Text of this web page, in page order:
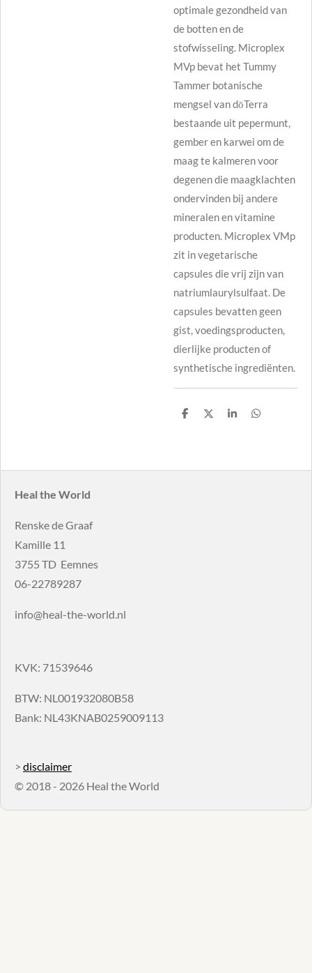
optimale gezondheid van
de botten en de
stofwisseling. Microplex
MVp bevat het Tummy
Tammer botanische
mengsel van dōTerra
bestaande uit pepermunt,
gember en karwei om de
maag te kalmeren voor
degenen die maagklachten
ondervinden bij andere
mineralen en vitamine
producten. Microplex VMp
zit in vegetarische
capsules die vrij zijn van
natriumlaurylsulfaat. De
capsules bevatten geen
gist, voedingsproducten,
dierlijke producten of
synthetische ingrediënten.
D
D
S
D
Heal the World
Renske de Graaf
Kamille 11
3755 TD Eemnes
06-22789287
info@heal-the-world.nl
KVK: 71539646
BTW: NL001932080B58
Bank: NL43KNAB0259009113
> disclaimer
© 2018 - 2026 Heal the World